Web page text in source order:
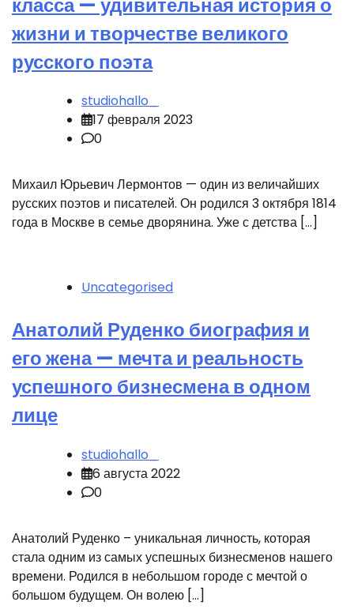
жизни и творчестве великого
русского поэта
studiohallo_
17 февраля 2023
0
Михаил Юрьевич Лермонтов — один из величайших
русских поэтов и писателей. Он родился 3 октября 1814
года в Москве в семье дворянина. Уже с детства […]
Uncategorised
Анатолий Руденко биография и
его жена — мечта и реальность
успешного бизнесмена в одном
лице
studiohallo_
6 августа 2022
0
Анатолий Руденко – уникальная личность, которая
стала одним из самых успешных бизнесменов нашего
времени. Родился в небольшом городе с мечтой о
большом будущем. Он волею […]